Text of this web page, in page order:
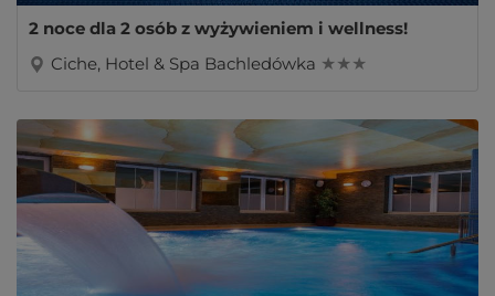
2 noce dla 2 osób z wyżywieniem i wellness!
Ciche, Hotel & Spa Bachledówka ★ ★ ★